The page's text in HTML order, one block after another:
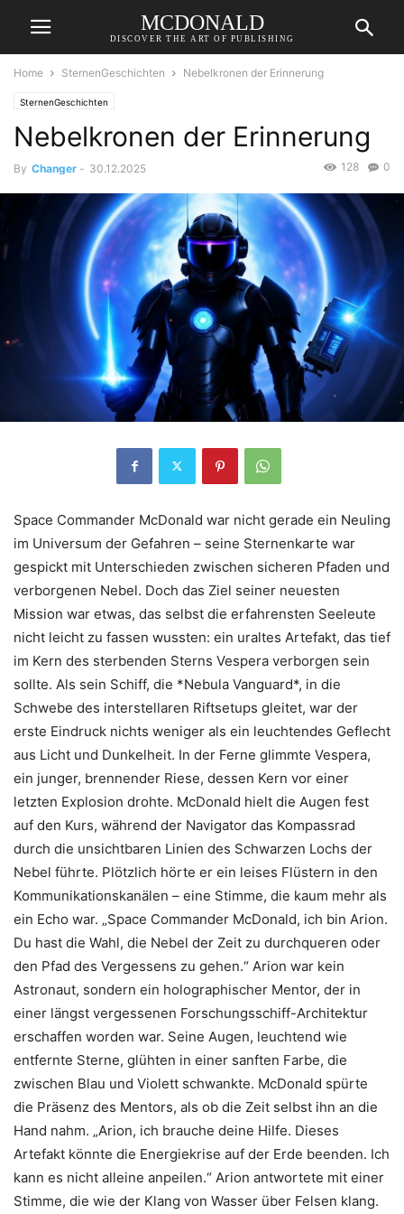
MCDONALD
DISCOVER THE ART OF PUBLISHING
Home SternenGeschichten Nebelkronen der Erinnerung
SternenGeschichten
Nebelkronen der Erinnerung
By Changer - 30.12.2025 0
128
Space Commander McDonald war nicht gerade ein Neuling
im Universum der Gefahren – seine Sternenkarte war
gespickt mit Unterschieden zwischen sicheren Pfaden und
verborgenen Nebel. Doch das Ziel seiner neuesten
Mission war etwas, das selbst die erfahrensten Seeleute
nicht leicht zu fassen wussten: ein uraltes Artefakt, das tief
im Kern des sterbenden Sterns Vespera verborgen sein
sollte. Als sein Schiff, die *Nebula Vanguard*, in die
Schwebe des interstellaren Riftsetups gleitet, war der
erste Eindruck nichts weniger als ein leuchtendes Geflecht
aus Licht und Dunkelheit. In der Ferne glimmte Vespera,
ein junger, brennender Riese, dessen Kern vor einer
letzten Explosion drohte. McDonald hielt die Augen fest
auf den Kurs, während der Navigator das Kompassrad
durch die unsichtbaren Linien des Schwarzen Lochs der
Nebel führte. Plötzlich hörte er ein leises Flüstern in den
Kommunikationskanälen – eine Stimme, die kaum mehr als
ein Echo war. „Space Commander McDonald, ich bin Arion.
Du hast die Wahl, die Nebel der Zeit zu durchqueren oder
den Pfad des Vergessens zu gehen.“ Arion war kein
Astronaut, sondern ein holographischer Mentor, der in
einer längst vergessenen Forschungsschiff-Architektur
erschaffen worden war. Seine Augen, leuchtend wie
entfernte Sterne, glühten in einer sanften Farbe, die
zwischen Blau und Violett schwankte. McDonald spürte
die Präsenz des Mentors, als ob die Zeit selbst ihn an die
Hand nahm. „Arion, ich brauche deine Hilfe. Dieses
Artefakt könnte die Energiekrise auf der Erde beenden. Ich
kann es nicht alleine anpeilen.“ Arion antwortete mit einer
Stimme, die wie der Klang von Wasser über Felsen klang.